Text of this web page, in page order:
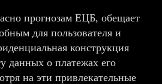
прогнозам ЕЦБ, обещает
для пользователя и
конструкция
данных о платежах его
на эти привлекательные